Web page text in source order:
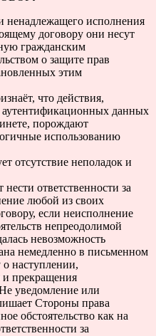
ненадлежащего исполнения
договору они несут
гражданским
о защите прав
этим
что действия,
данных
порождают
использованию
отсутствие неполадок и
ответственности за
любой из своих
если неисполнение
непреодолимой
невозможность
немедленно в письменном
наступлении,
и прекращения
уведомление или
Стороны права
обстоятельство как на
за